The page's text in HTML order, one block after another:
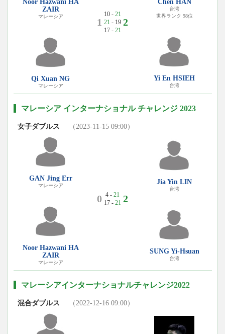
Noor Hazwani HA
ZAIR
マレーシア
Qi Xuan NG
マレーシア
1
10 - 21
21 - 19
17 - 21
2
Chen HAN
台湾
世界ランク 98位
Yi En HSIEH
台湾
マレーシア インターナショナル チャレンジ 2023
女子ダブルス （2023-11-15 09:00）
GAN Jing Err
マレーシア
Noor Hazwani HA
ZAIR
マレーシア
0 4 - 21
17 - 21 2
Jia Yin LIN
台湾
SUNG Yi-Hsuan
台湾
マレーシアインターナショナルチャレンジ2022
混合ダブルス （2022-12-16 09:00）